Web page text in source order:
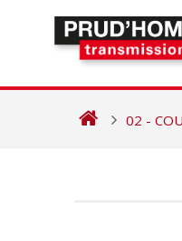
02 -